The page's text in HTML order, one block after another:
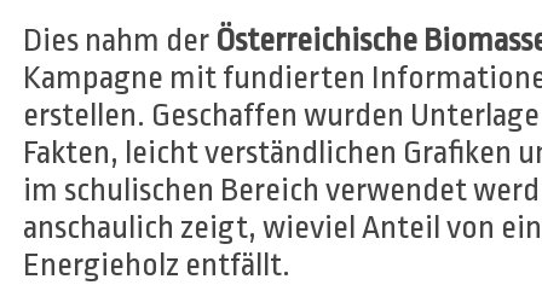
Dies nahm der Österreichische
Kampagne mit fundierten
erstellen. Geschaffen wurden
Fakten, leicht verständlichen Grafiken
im schulischen Bereich verwendet
anschaulich zeigt, wieviel Anteil von
Energieholz entfällt.